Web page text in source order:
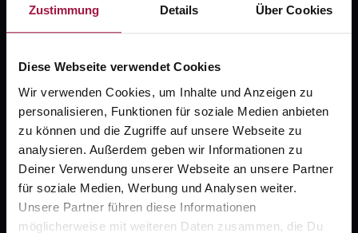
Zustimmung Details Über Cookies
Diese Webseite verwendet Cookies
Wir verwenden Cookies, um Inhalte und Anzeigen zu
personalisieren, Funktionen für soziale Medien anbieten
zu können und die Zugriffe auf unsere Webseite zu
analysieren. Außerdem geben wir Informationen zu
Deiner Verwendung unserer Webseite an unsere Partner
für soziale Medien, Werbung und Analysen weiter.
Unsere Partner führen diese Informationen
möglicherweise mit weiteren Daten zusammen, die Du
gesund.de
Über uns
Karriere
Newsletter